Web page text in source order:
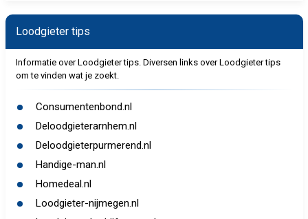
Loodgieter tips
Informatie over Loodgieter tips. Diversen links over Loodgieter tips
om te vinden wat je zoekt.
Consumentenbond.nl
Deloodgieterarnhem.nl
Deloodgieterpurmerend.nl
Handige-man.nl
Homedeal.nl
Loodgieter-nijmegen.nl